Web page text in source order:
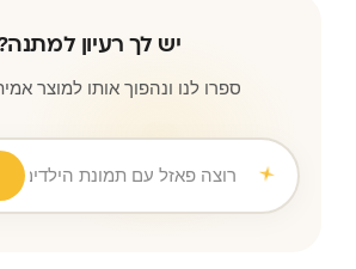
יש לך רעיון
ספרו לנו ונהפוך אותו למוצר
רוצה פאזל עם תמונת הילדים